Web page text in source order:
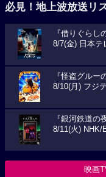
必見！地上波放送リ
『借りぐらし
8/7(金) 日本テ
『怪盗グルー
8/10(月) フジ
『銀河鉄道の
8/11(火) NHK/
映画